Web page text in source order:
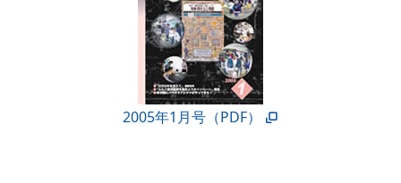
2005年1月号（PDF）